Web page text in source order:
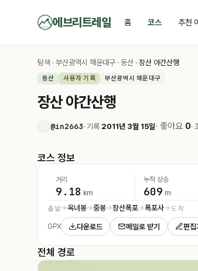
에브리트레일 홈 코스 추천
탐색 · 부산광역시 해운대구 · 등산 · 장산 야간산행
등산 사용자 기록 부산광역시 해운대구
장산 야간산행
@in2663· 기록 2011년 3월 15일· 좋아요 0·
코스 정보
거리
9.18 km
누적 상승
609 m
출발→옥녀봉→중봉→장산폭포→폭포사→ 도착
GPX 다운로드 메일로 받기 편집
전체 경로